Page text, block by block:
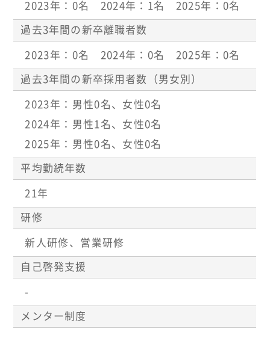
2023年：0名 2024年：1名 2025年：0名
過去3年間の新卒離職者数
2023年：0名 2024年：0名 2025年：0名
過去3年間の新卒採用者数（男女別）
2023年：男性0名、女性0名
2024年：男性1名、女性0名
2025年：男性0名、女性0名
平均勤続年数
21年
研修
新人研修、営業研修
自己啓発支援
-
メンター制度